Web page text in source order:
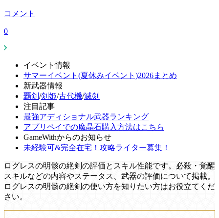
コメント
0
イベント情報
サマーイベント(夏休みイベント)2026まとめ
新武器情報
覇剣 /剣姫/古代機/滅剣
注目記事
最強アディショナル武器ランキング
アプリペイでの魔晶石購入方法はこちら
GameWithからのお知らせ
未経験可&完全在宅！攻略ライター募集！
ログレスの明骸の絶剣の評価とスキル性能です。必殺・覚醒
スキルなどの内容やステータス、武器の評価について掲載。
ログレスの明骸の絶剣の使い方を知りたい方はお役立てくだ
さい。